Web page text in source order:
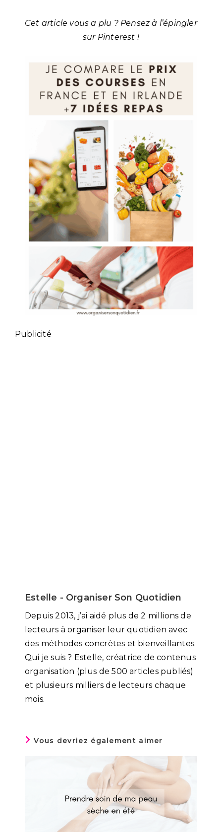
Cet article vous a plu ? Pensez à l’épingler
sur Pinterest !
Publicité
Estelle - Organiser Son Quotidien
Depuis 2013, j’ai aidé plus de 2 millions de
lecteurs à organiser leur quotidien avec
des méthodes concrètes et bienveillantes.
Qui je suis ? Estelle, créatrice de contenus
organisation (plus de 500 articles publiés)
et plusieurs milliers de lecteurs chaque
mois.
Vous devriez également aimer